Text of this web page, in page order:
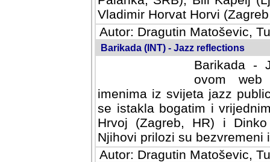
Vladimir Horvat Horvi
Autor: Dragutin Matoševic,
Barikada (INT) - Jazz reflections
Barikada -
ovom web
imenima iz svijeta jazz
se istakla bogatim i
Hrvoj (Zagreb, HR) i
Njihovi prilozi su bezvremeni
Autor: Dragutin Matoševic,